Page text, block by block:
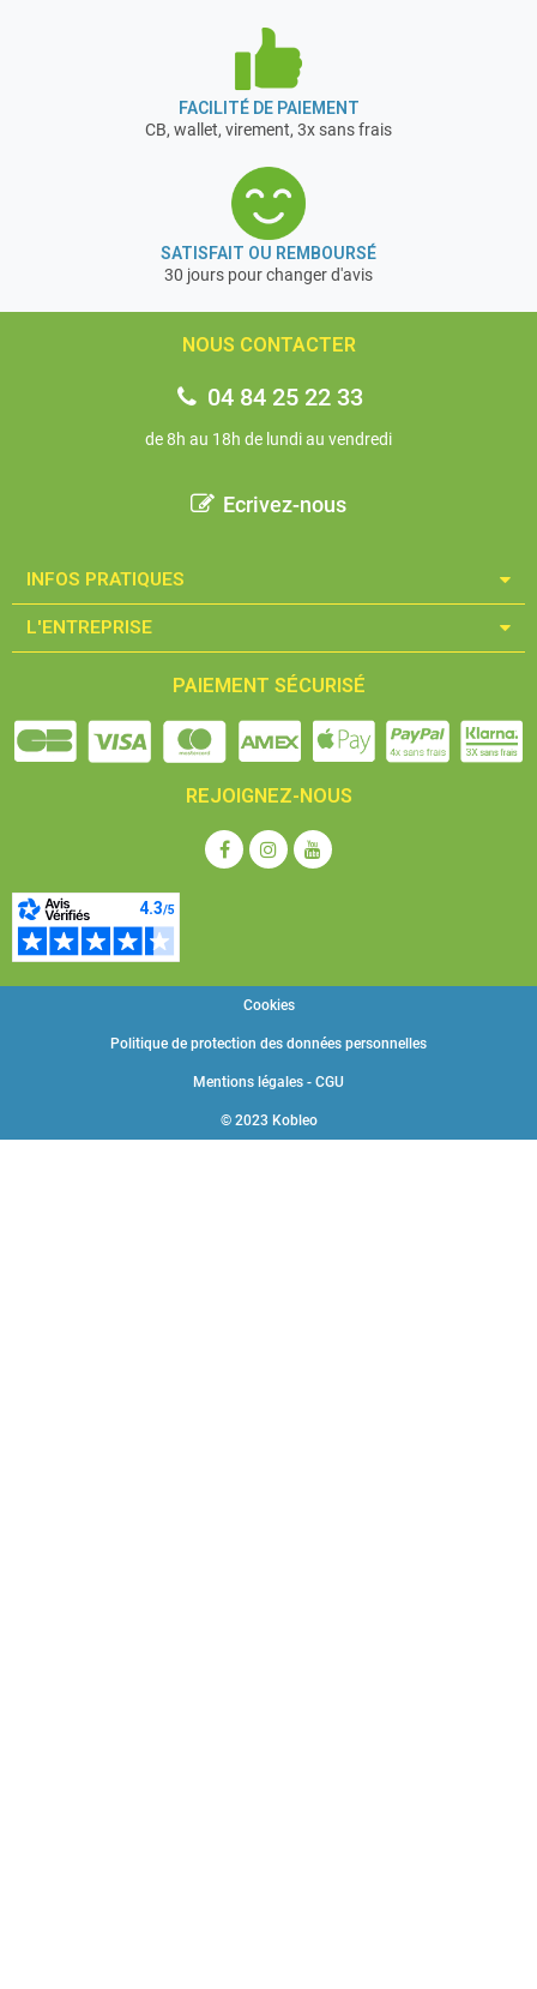
FACILITÉ DE PAIEMENT
CB, wallet, virement, 3x sans frais
SATISFAIT OU REMBOURSÉ
30 jours pour changer d'avis
NOUS CONTACTER
04 84 25 22 33
de 8h au 18h de lundi au vendredi
Ecrivez-nous
INFOS PRATIQUES​
L'ENTREPRISE​
PAIEMENT SÉCURISÉ
REJOIGNEZ-NOUS
© 2023 Kobleo
Mentions légales - CGU
Politique de protection des données personnelles
Cookies